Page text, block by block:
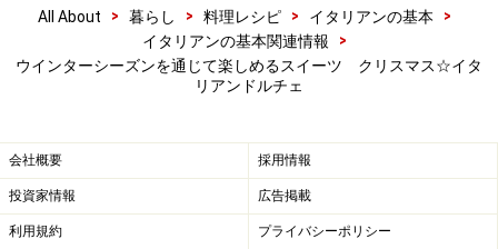
All About > 暮らし > 料理レシピ > イタリアンの基本
>
イタリアンの基本関連情報
>
ウインターシーズンを通じて楽しめるスイーツ クリスマス☆イタ
リアンドルチェ
会社概要 採用情報
投資家情報 広告掲載
利用規約 プライバシーポリシー